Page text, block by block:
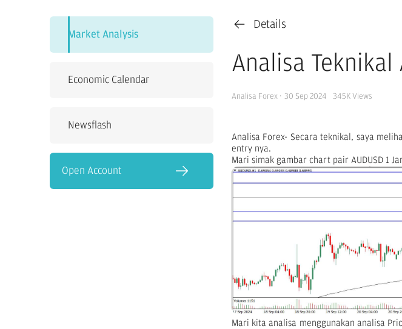
Market Analysis
Economic Calendar
Newsflash
Open Account
Details
Analisa Teknikal
Analisa Forex · 30 Sep 2024 345K Views
Analisa Forex- Secara teknikal, saya
entry nya.
Mari simak gambar chart pair AUDUSD 1
Mari kita analisa menggunakan analisa